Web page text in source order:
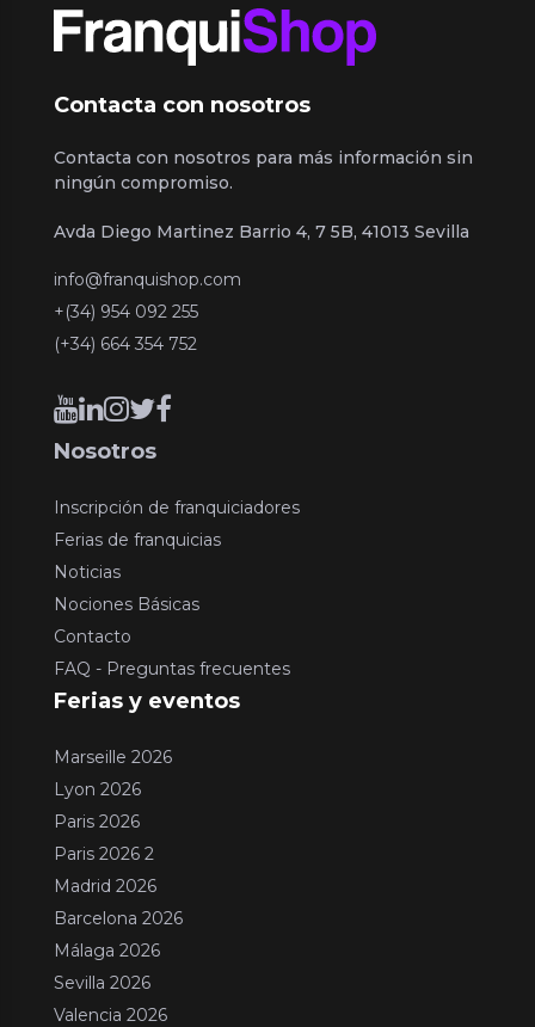
Contacta con nosotros
Contacta con nosotros para más información sin
ningún compromiso.
Avda Diego Martinez Barrio 4, 7 5B, 41013 Sevilla
info@franquishop.com
+(34) 954 092 255
(+34) 664 354 752
Nosotros
Inscripción de franquiciadores
Ferias de franquicias
Noticias
Nociones Básicas
Contacto
FAQ - Preguntas frecuentes
Ferias y eventos
Marseille 2026
Lyon 2026
Paris 2026
Paris 2026 2
Madrid 2026
Barcelona 2026
Málaga 2026
Sevilla 2026
Valencia 2026